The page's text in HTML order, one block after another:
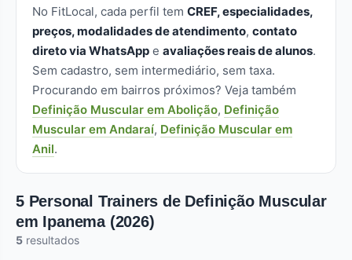
No FitLocal, cada perfil tem CREF, especialidades,
preços, modalidades de atendimento, contato
direto via WhatsApp e avaliações reais de alunos.
Sem cadastro, sem intermediário, sem taxa.
Procurando em bairros próximos? Veja também
Definição Muscular em Abolição, Definição
Muscular em Andaraí, Definição Muscular em
Anil.
5 Personal Trainers de Definição Muscular
em Ipanema (2026)
5 resultados